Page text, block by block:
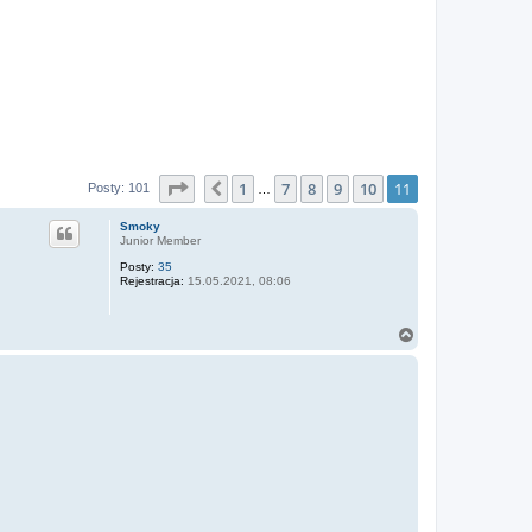
Posty: 101 Strona11 z 11
Poprzednia
1 7 8 9 10 11
Smoky
Junior Member
Posty: 35
Rejestracja: 15.05.2021, 08:06